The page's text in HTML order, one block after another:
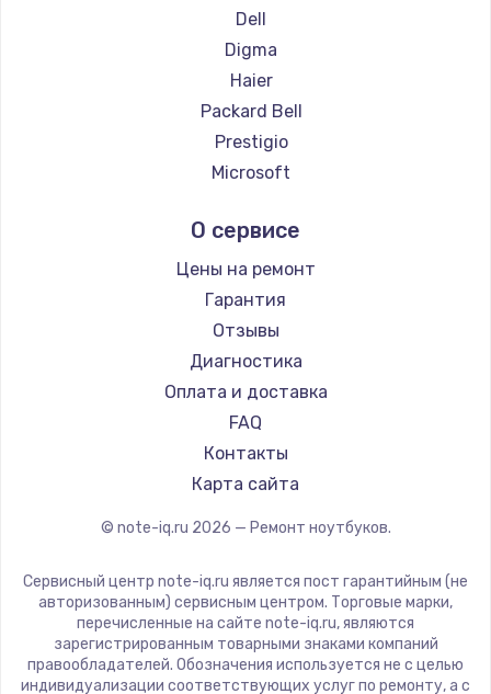
Ремонт ноутбуков Hasee
Ремонт ноутбуков ZTE
Ремонт ноутбуков Hiper
Ремонт ноутбуков Evga
Ремонт ноутбуков Google
Ремонт ноутбуков Echips
Ремонт ноутбуков Predator
Ремонт ноутбуков iru
Ремонт ноутбуков Machenike
Ремонт ноутбуков DEXP
Ремонт ноутбуков Teclast
Ремонт ноутбуков CHUWI
Ремонт ноутбуков Colorful
Dell
Digma
Haier
Packard Bell
Prestigio
Microsoft
Aquarius
Gigabyte
Aorus
Maibenben
Getac
Epson
Philips
LG
Panasonic
ZTE
Hiper
Evga
О сервисе
Цены на ремонт
Гарантия
Отзывы
Диагностика
Оплата и доставка
FAQ
Контакты
Карта сайта
© note-iq.ru 2026 — Ремонт ноутбуков.
Сервисный центр note-iq.ru является пост гарантийным (не
авторизованным) сервисным центром. Торговые марки,
перечисленные на сайте note-iq.ru, являются
зарегистрированным товарными знаками компаний
правообладателей. Обозначения используется не с целью
индивидуализации соответствующих услуг по ремонту, а с